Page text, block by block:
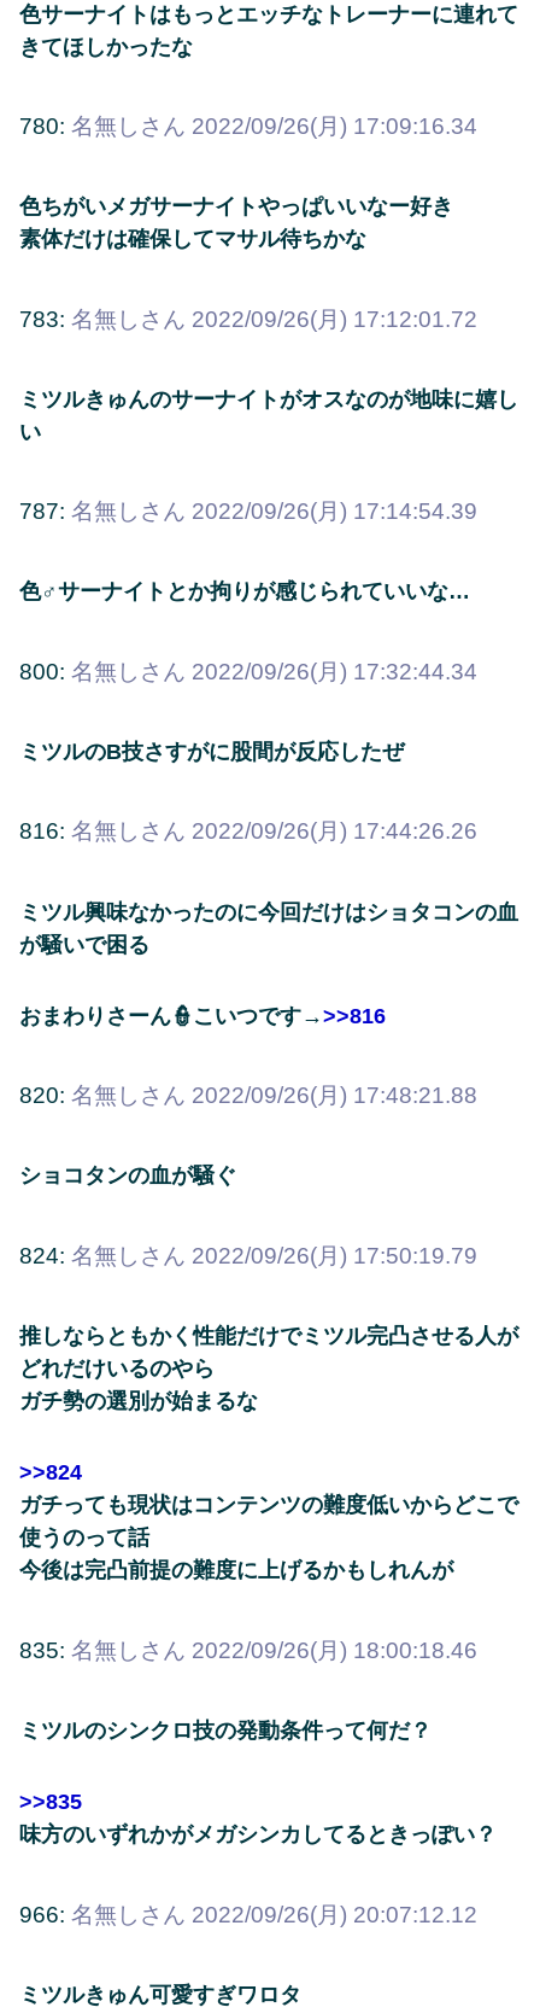
色サーナイトはもっとエッチなトレーナーに連れて
きてほしかったな
780: 名無しさん 2022/09/26(月) 17:09:16.34
色ちがいメガサーナイトやっぱいいなー好き
素体だけは確保してマサル待ちかな
783: 名無しさん 2022/09/26(月) 17:12:01.72
ミツルきゅんのサーナイトがオスなのが地味に嬉し
い
787: 名無しさん 2022/09/26(月) 17:14:54.39
色♂サーナイトとか拘りが感じられていいな…
800: 名無しさん 2022/09/26(月) 17:32:44.34
ミツルのB技さすがに股間が反応したぜ
816: 名無しさん 2022/09/26(月) 17:44:26.26
ミツル興味なかったのに今回だけはショタコンの血
が騒いで困る
おまわりさーん👮こいつです→>>816
820: 名無しさん 2022/09/26(月) 17:48:21.88
ショコタンの血が騒ぐ
824: 名無しさん 2022/09/26(月) 17:50:19.79
推しならともかく性能だけでミツル完凸させる人が
どれだけいるのやら
ガチ勢の選別が始まるな
>>824
ガチっても現状はコンテンツの難度低いからどこで
使うのって話
今後は完凸前提の難度に上げるかもしれんが
835: 名無しさん 2022/09/26(月) 18:00:18.46
ミツルのシンクロ技の発動条件って何だ？
>>835
味方のいずれかがメガシンカしてるときっぽい？
966: 名無しさん 2022/09/26(月) 20:07:12.12
ミツルきゅん可愛すぎワロタ